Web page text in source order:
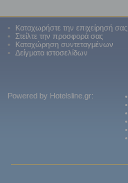
•
Καταχωρήστε την επιχείρησή σας
•
Στείλτε την προσφορά σας
•
Καταχώρηση συντεταγμένων
•
Δείγματα ιστοσελίδων
Powered by Hotelsline.gr: